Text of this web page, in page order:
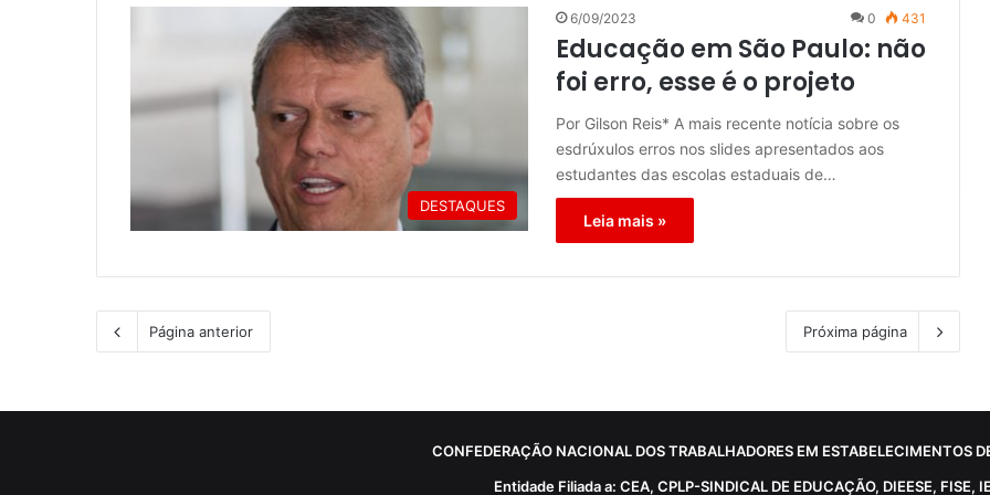
DESTAQUES
6/09/2023 0 431
Educação em São Paulo: não
foi erro, esse é o projeto
Por Gilson Reis* A mais recente notícia sobre os
esdrúxulos erros nos slides apresentados aos
estudantes das escolas estaduais de…
Leia mais »
Página anterior Próxima página
CONFEDERAÇÃO NACIONAL DOS TRABALHADORES EM ESTABELECIMENTOS
Entidade Filiada a: CEA, CPLP-SINDICAL DE EDUCAÇÃO, DIEESE, FISE, IE